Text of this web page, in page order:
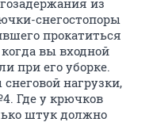
снегостопоры
прокатиться
вы входной
при его уборке.
нагрузки,
Где у крючков
штук должно